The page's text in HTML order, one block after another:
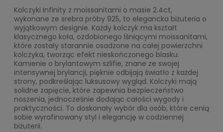
Kolczyki Infinity z moissanitami o masie 2.4ct,
wykonane ze srebra próby 925, to elegancka biżuteria o
wyjątkowym designie. Każdy kolczyk ma kształt
klasycznego koła, ozdobionego lśniącymi moissanitami,
które zostały starannie osadzone na całej powierzchni
kolczyka, tworząc efekt nieskończonego blasku.
Kamienie o brylantowym szlifie, znane ze swojej
intensywnej brylancji, pięknie odbijają światło z każdej
strony, podkreślając luksusowy wygląd. Kolczyki mają
solidne zapięcie, które zapewnia bezpieczeństwo
noszenia, jednocześnie dodając całości wygody i
praktyczności. To doskonały wybór dla osób, które cenią
sobie wyrafinowany styl i elegancję w codziennej
biżuterii.